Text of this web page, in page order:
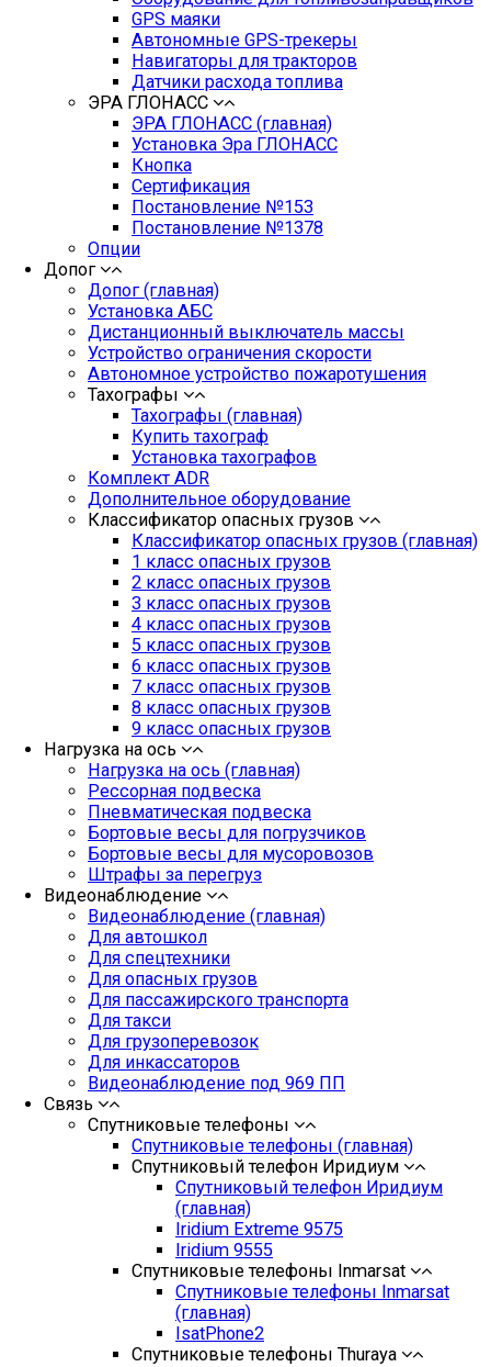
GPS маяки
Автономные GPS-трекеры
Навигаторы для тракторов
Датчики расхода топлива
ЭРА ГЛОНАСС
ЭРА ГЛОНАСС (главная)
Установка Эра ГЛОНАСС
Кнопка
Сертификация
Постановление №153
Постановление №1378
Опции
Допог
Допог (главная)
Установка АБС
Дистанционный выключатель массы
Устройство ограничения скорости
Автономное устройство пожаротушения
Тахографы
Тахографы (главная)
Купить тахограф
Установка тахографов
Комплект ADR
Дополнительное оборудование
Классификатор опасных грузов
Классификатор опасных грузов (главная)
1 класс опасных грузов
2 класс опасных грузов
3 класс опасных грузов
4 класс опасных грузов
5 класс опасных грузов
6 класс опасных грузов
7 класс опасных грузов
8 класс опасных грузов
9 класс опасных грузов
Нагрузка на ось
Нагрузка на ось (главная)
Рессорная подвеска
Пневматическая подвеска
Бортовые весы для погрузчиков
Бортовые весы для мусоровозов
Штрафы за перегруз
Видеонаблюдение
Видеонаблюдение (главная)
Для автошкол
Для спецтехники
Для опасных грузов
Для пассажирского транспорта
Для такси
Для грузоперевозок
Для инкассаторов
Видеонаблюдение под 969 ПП
Связь
Спутниковые телефоны
Спутниковые телефоны (главная)
Спутниковый телефон Иридиум
Спутниковый телефон Иридиум
(главная)
Iridium Extreme 9575
Iridium 9555
Спутниковые телефоны Inmarsat
Спутниковые телефоны Inmarsat
(главная)
IsatPhone2
Спутниковые телефоны Thuraya